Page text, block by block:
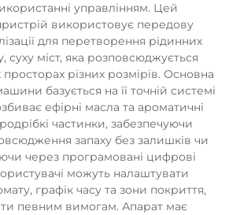
управлінням. Цей
використовує передову
для перетворення рідинних
суху міст, яка розповсюджується
просторах різних розмірів. Основна
базується на її точній системі
ефірні масла та ароматичні
частинки, забезпечуючи
запаху без залишків чи
через програмовані цифрові
можуть налаштувати
графік часу та зони покриття,
певним вимогам. Апарат має